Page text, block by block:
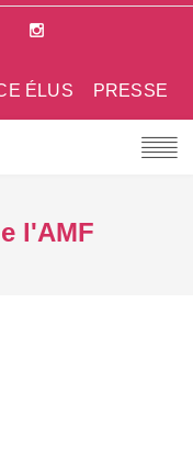
PRESSE
ÉLUS
l'AMF